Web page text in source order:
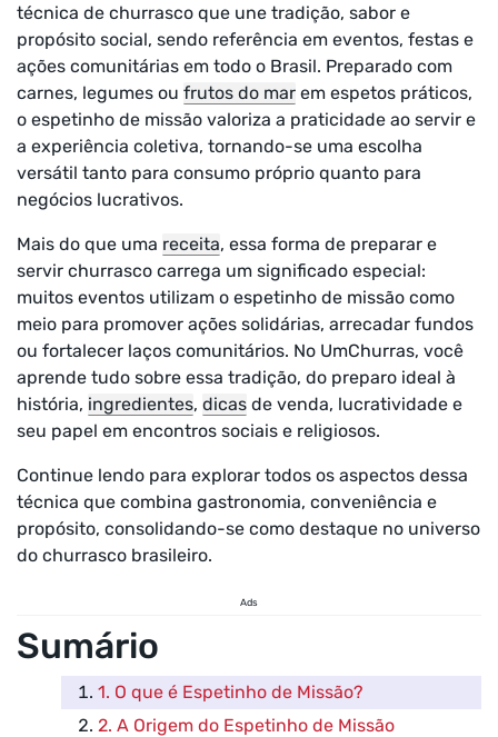
técnica de churrasco que une tradição, sabor e
propósito social, sendo referência em eventos, festas e
ações comunitárias em todo o Brasil. Preparado com
carnes, legumes ou frutos do mar em espetos práticos,
o espetinho de missão valoriza a praticidade ao servir e
a experiência coletiva, tornando-se uma escolha
versátil tanto para consumo próprio quanto para
negócios lucrativos.
Mais do que uma receita, essa forma de preparar e
servir churrasco carrega um significado especial:
muitos eventos utilizam o espetinho de missão como
meio para promover ações solidárias, arrecadar fundos
ou fortalecer laços comunitários. No UmChurras, você
aprende tudo sobre essa tradição, do preparo ideal à
história, ingredientes, dicas de venda, lucratividade e
seu papel em encontros sociais e religiosos.
Continue lendo para explorar todos os aspectos dessa
técnica que combina gastronomia, conveniência e
propósito, consolidando-se como destaque no universo
do churrasco brasileiro.
Ads
Sumário
1. O que é Espetinho de Missão?
2. A Origem do Espetinho de Missão